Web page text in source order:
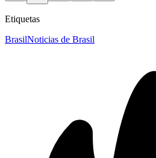
Etiquetas
BrasilNoticias de Brasil